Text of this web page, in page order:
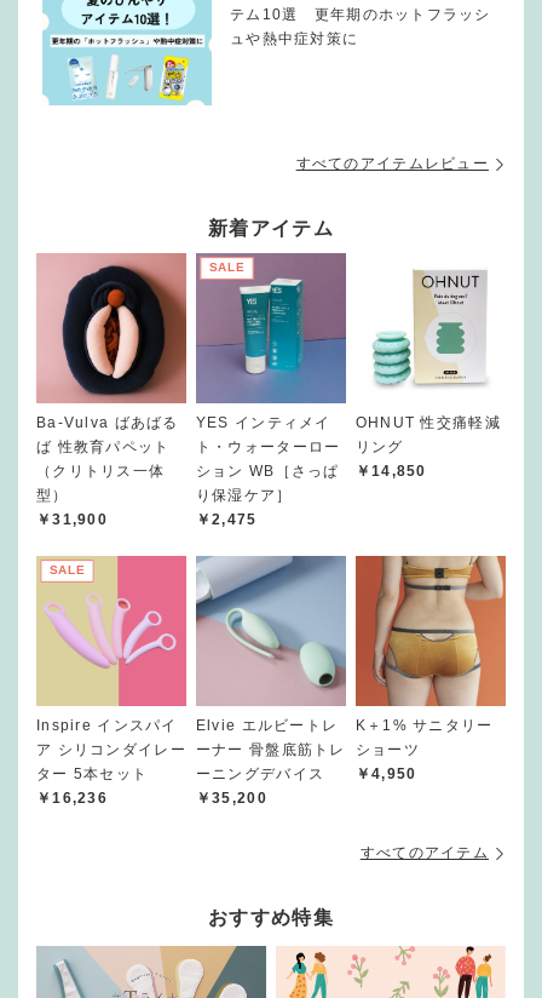
テム10選 更年期のホットフラッシ
ュや熱中症対策に
すべてのアイテムレビュー
新着アイテム
Ba-Vulva ばあばる
ば 性教育パペット
（クリトリス一体
型）
￥31,900
SALE
YES インティメイ
ト・ウォーターロー
ション WB［さっぱ
り保湿ケア］
￥2,475
OHNUT 性交痛軽減
リング
￥14,850
SALE
Inspire インスパイ
ア シリコンダイレー
ター 5本セット
￥16,236
Elvie エルビートレ
ーナー 骨盤底筋トレ
ーニングデバイス
￥35,200
K＋1% サニタリー
ショーツ
￥4,950
すべてのアイテム
おすすめ特集